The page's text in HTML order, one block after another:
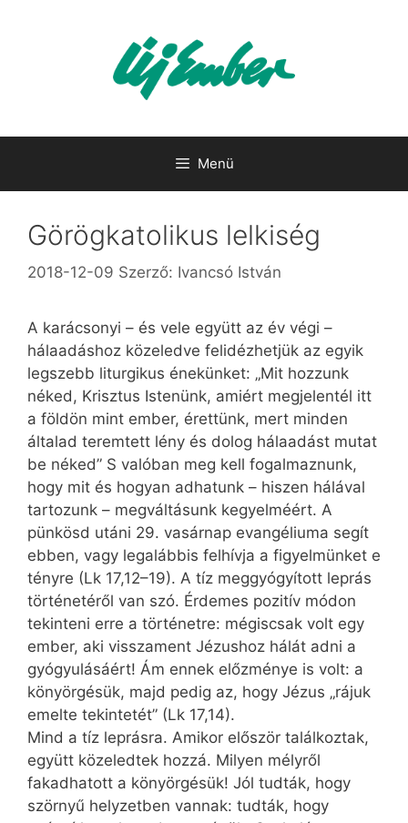
Menü
Görögkatolikus lelkiség
2018-12-09 Szerző: Ivancsó István
A karácsonyi – és vele együtt az év végi –
hálaadáshoz közeledve felidézhetjük az egyik
legszebb liturgikus énekünket: „Mit hozzunk
néked, Krisztus Istenünk, amiért megjelentél itt
a földön mint ember, érettünk, mert minden
általad teremtett lény és dolog hálaadást mutat
be néked” S valóban meg kell fogalmaznunk,
hogy mit és hogyan adhatunk – hiszen hálával
tartozunk – megváltásunk kegyelméért. A
pünkösd utáni 29. vasárnap evangéliuma segít
ebben, vagy legalábbis felhívja a figyelmünket e
tényre (Lk 17,12–19). A tíz meggyógyított leprás
történetéről van szó. Érdemes pozitív módon
tekinteni erre a történetre: mégiscsak volt egy
ember, aki visszament Jézushoz hálát adni a
gyógyulásáért! Ám ennek előzménye is volt: a
könyörgésük, majd pedig az, hogy Jézus „rájuk
emelte tekintetét” (Lk 17,14).
Mind a tíz leprásra. Amikor először találkoztak,
együtt közeledtek hozzá. Milyen mélyről
fakadhatott a könyörgésük! Jól tudták, hogy
szörnyű helyzetben vannak: tudták, hogy